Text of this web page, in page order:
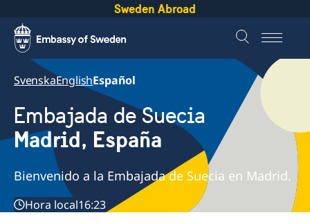
Sweden Abroad
SvenskaEnglishEspañol
Embajada de Suecia
Madrid, España
Bienvenido a la Embajada de Suecia en Madrid.
Hora local16:23